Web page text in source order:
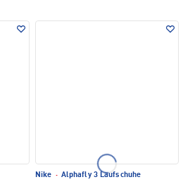
Nike · Alphafly 3 Laufschuhe